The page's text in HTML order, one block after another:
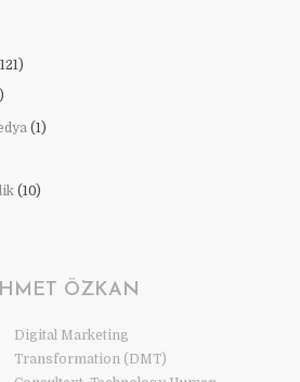
(1)
(10)
ÖZKAN
Digital Marketing
Transformation (DMT)